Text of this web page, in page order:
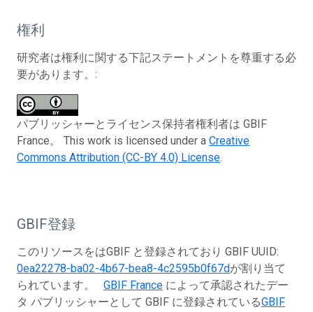
権利
研究者は権利に関する下記ステートメントを尊重する必
要があります。:
パブリッシャーとライセンス保持者権利者は GBIF
France。 This work is licensed under a Creative
Commons Attribution (CC-BY 4.0) License.
GBIF登録
このリソースをはGBIF と登録されており GBIF UUID:
0ea22278-ba02-4b67-bea8-4c2595b0f67dが割り当て
られています。 GBIF France によって承認されたデー
タ パブリッシャーとして GBIF に登録されているGBIF